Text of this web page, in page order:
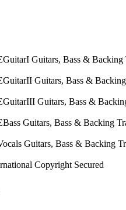
Copyright Secured